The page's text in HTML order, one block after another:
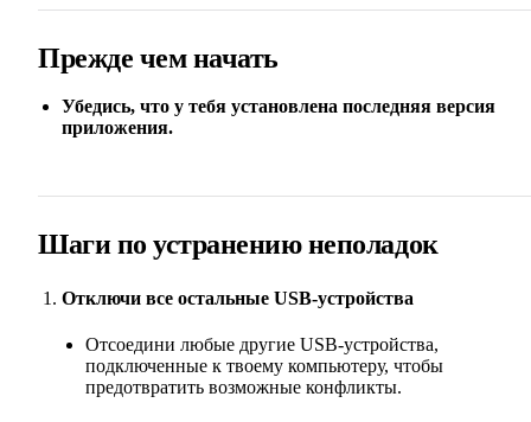
Прежде чем начать
Убедись, что у тебя установлена последняя версия
приложения.
Шаги по устранению неполадок
Отключи все остальные USB-устройства
Отсоедини любые другие USB-устройства,
подключенные к твоему компьютеру, чтобы
предотвратить возможные конфликты.